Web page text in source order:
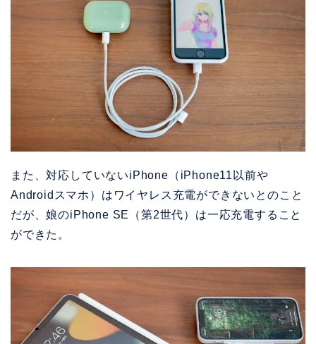
また、対応していないiPhone（iPhone11以前や
Androidスマホ）はワイヤレス充電ができないとのこと
だが、娘のiPhone SE（第2世代）は一応充電すること
ができた。